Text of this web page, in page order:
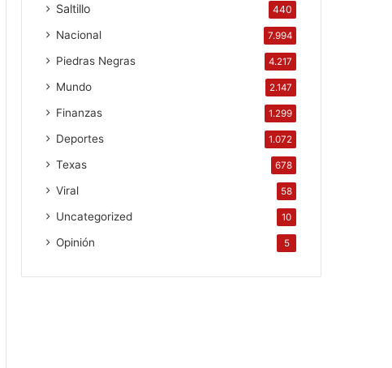
Saltillo 440
Nacional 7.994
Piedras Negras 4.217
Mundo 2.147
Finanzas 1.299
Deportes 1.072
Texas 678
Viral 58
Uncategorized 10
Opinión 5